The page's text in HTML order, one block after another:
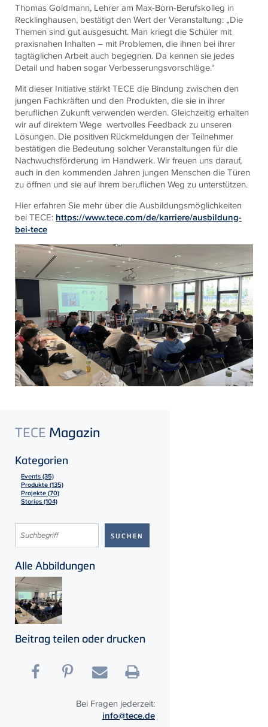
Thomas Goldmann, Lehrer am Max-Born-Berufskolleg in
Recklinghausen, bestätigt den Wert der Veranstaltung: „Die
Themen sind gut ausgesucht. Man kriegt die Schüler mit
praxisnahen Inhalten – mit Problemen, die ihnen bei ihrer
tagtäglichen Arbeit auch begegnen. Da kennen sie jedes
Detail und haben sogar Verbesserungsvorschläge.“
Mit dieser Initiative stärktTECE die Bindung zwischen den
jungen Fachkräften und den Produkten, die sie in ihrer
beruflichen Zukunft verwenden werden. Gleichzeitig erhalten
wir auf direktem Wege wertvolles Feedback zu unseren
Lösungen. Die positiven Rückmeldungen der Teilnehmer
bestätigen die Bedeutung solcher Veranstaltungen für die
Nachwuchsförderung im Handwerk. Wir freuen uns darauf,
auch in den kommenden Jahren jungen Menschen die Türen
zu öffnen und sie auf ihrem beruflichen Weg zu unterstützen.
Hier erfahren Sie mehr über die Ausbildungsmöglichkeiten
bei TECE: https://www.tece.com/de/karriere/ausbildung-
bei-tece
TECE Magazin
Kategorien
Events (35)
Produkte (135)
Projekte (70)
Stories (104)
Alle Abbildungen
Beitrag teilen oder drucken
Bei Fragen jederzeit:
info@tece.de